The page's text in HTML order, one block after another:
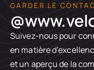
GARDER LE
Suivez-nous pour
en matière
et un aperçu de la